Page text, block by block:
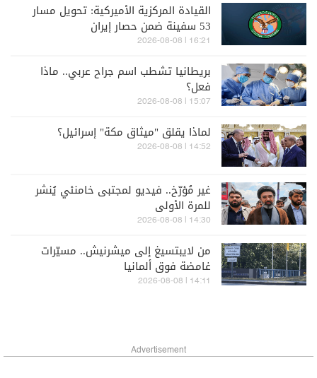
القيادة المركزية الأميركية: تحويل مسار
53 سفينة ضمن حصار إيران
16:21 | 2026-08-08
بريطانيا تشطب اسم جراح عربي.. ماذا
فعل؟
15:07 | 2026-08-08
لماذا يقلق "ميثاق مكة" إسرائيل؟
14:52 | 2026-08-08
غير مُؤرّخ.. فيديو لمجتبى خامنئي يُنشر
للمرة الأولى
14:30 | 2026-08-08
من لايبتسيغ إلى ميشرنيش.. مسيّرات
غامضة فوق ألمانيا
14:11 | 2026-08-08
Advertisement